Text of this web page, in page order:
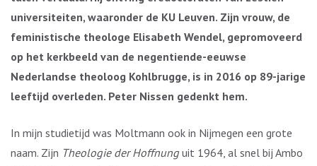
universiteiten, waaronder de KU Leuven. Zijn vrouw, de
feministische theologe Elisabeth Wendel, gepromoveerd
op het kerkbeeld van de negentiende-eeuwse
Nederlandse theoloog Kohlbrugge, is in 2016 op 89-jarige
leeftijd overleden. Peter Nissen gedenkt hem.
In mijn studietijd was Moltmann ook in Nijmegen een grote
naam. Zijn Theologie der Hoffnunguit 1964, al snel bij Ambo